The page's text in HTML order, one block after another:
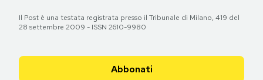
Il Post è una testata registrata presso il Tribunale di Milano, 419 del
28 settembre 2009 - ISSN 2610-9980
Abbonati